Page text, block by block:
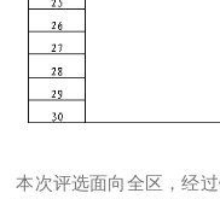
本次评选面向全区，经